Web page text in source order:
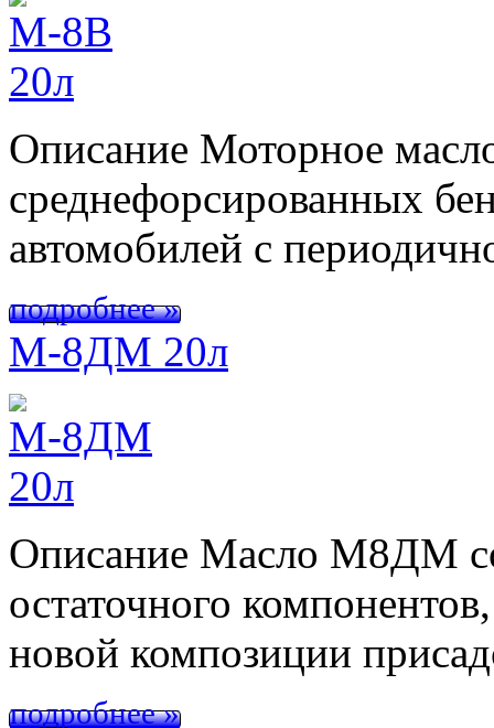
Описание Моторное
среднефорсированных
автомобилей с
подробнее »
М-8ДМ 20л
Описание Масло М8ДМ
остаточного
новой композиции
подробнее »